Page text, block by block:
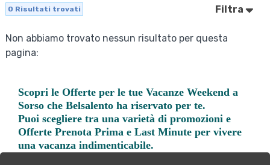
0 Risultati trovati Filtra
Non abbiamo trovato nessun risultato per questa
pagina:
Scopri leOfferte per le tue Vacanze Weekend a
Sorso che Belsalento ha riservato per te.
Puoi scegliere tra una varietà di promozioni e
Offerte Prenota Prima e Last Minute per vivere
una vacanza indimenticabile.